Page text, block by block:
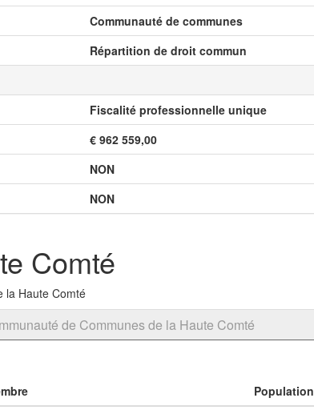
Communauté de communes
Répartition de droit commun
Fiscalité professionnelle unique
€ 962 559,00
NON
NON
Comté
la Haute Comté
de Communes de la Haute Comté
Population